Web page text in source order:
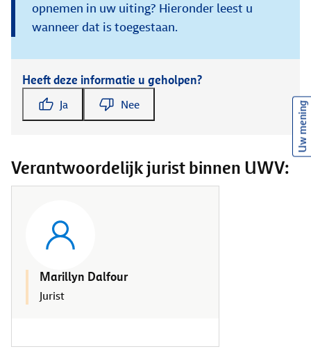
opnemen in uw uiting? Hieronder leest u
wanneer dat is toegestaan.
Heeft deze informatie u geholpen?
Ja Nee
Verantwoordelijk jurist binnen UWV:
Marillyn Dalfour
Jurist
Uw mening